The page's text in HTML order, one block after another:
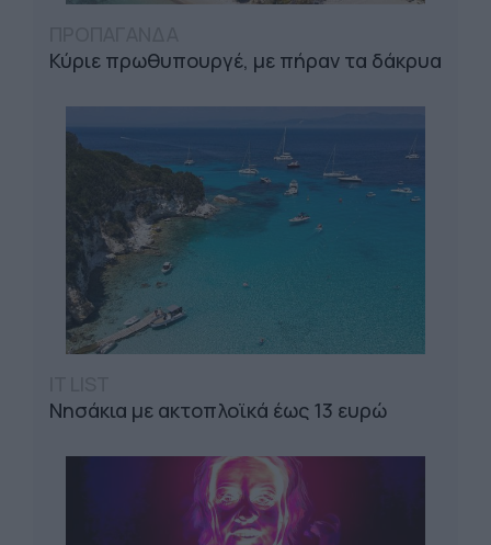
Κύριε πρωθυπουργέ, με πήραν τα δάκρυα
Νησάκια με ακτοπλοϊκά έως 13 ευρώ